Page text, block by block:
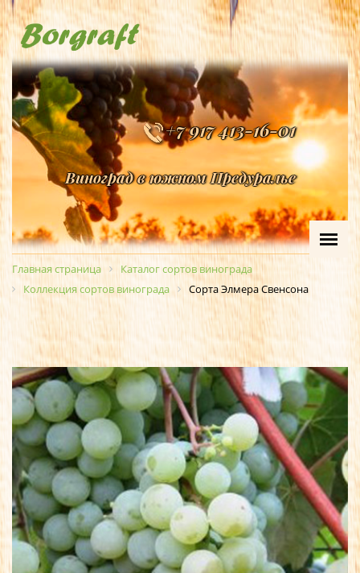
+7 917 413-16-01
Виноград в южном Предуралье
Главная страница
Каталог сортов винограда
Коллекция сортов винограда
Сорта Элмера Свенсона